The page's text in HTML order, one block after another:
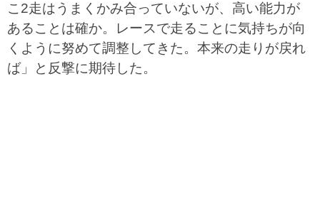
こ2走はうまくかみ合っていないが、高い能力が
あることは確か。レースで走ることに気持ちが向
くように努めて調整してきた。本来の走りが戻れ
ば」と反撃に期待した。